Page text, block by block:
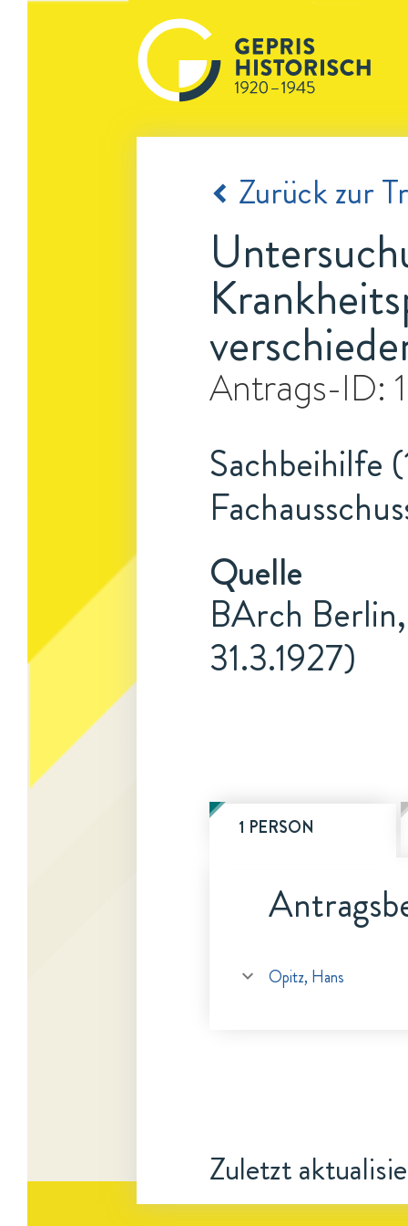
Zurück zur
Antrags-ID:
Sachbeihilfe
Quelle
BArch
31.3.1927)
1 PERSON
Opitz, Hans
Zuletzt